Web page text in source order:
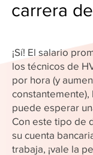
carrera
¡Sí! El salario
los técnicos de
por hora (y
puede esperar
Con este tipo de
su cuenta
trabaja, ¡vale la